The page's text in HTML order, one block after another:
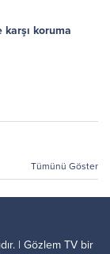
karşı koruma
Tümünü Göster
| Gözlem TV bir